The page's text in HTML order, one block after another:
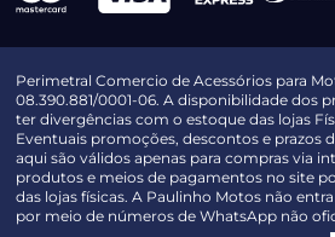
Perimetral Comercio de Acessórios para
08.390.881/0001-06. A disponibilidade dos
ter divergências com o estoque das lojas
Eventuais promoções, descontos e prazos
aqui são válidos apenas para compras via
produtos e meios de pagamentos no site
das lojas físicas. A Paulinho Motos não
por meio de números de WhatsApp não